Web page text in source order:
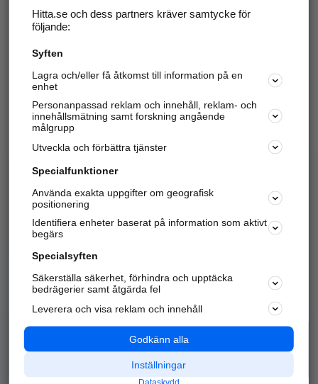
Hitta.se - Gratis nummerupplysning.
Sök företag, personer och platser.
Hitta telefonnummer, adresser, företagsinfo mm.
Marknadsför företaget
Kom igång och annonsera mot
samarbetspartners nära dig.
Alla kategorier
Populära sökningar
API & Kartor
Annonsera
Integritet
Nödnummer
Hitta.se och dess partners kräver samtycke för
följande:
Syften
Lagra och/eller få åtkomst till information på en
enhet
Personanpassad reklam och innehåll, reklam- och
innehållsmätning samt forskning angående
målgrupp
Utveckla och förbättra tjänster
Specialfunktioner
Använda exakta uppgifter om geografisk
positionering
Identifiera enheter baserat på information som aktivt
begärs
Specialsyften
Säkerställa säkerhet, förhindra och upptäcka
bedrägerier samt åtgärda fel
Leverera och visa reklam och innehåll
Godkänn alla
Inställningar
Dataskydd